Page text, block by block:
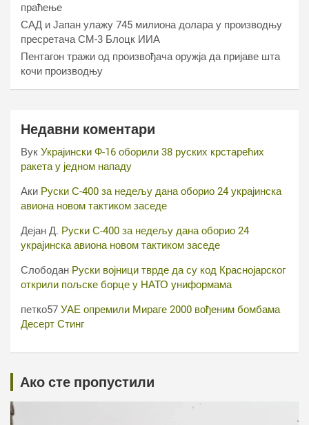
праћење
САД и Јапан улажу 745 милиона долара у производњу
пресретача СМ-3 Блоцк ИИА
Пентагон тражи од произвођача оружја да пријаве шта
кочи производњу
Недавни коментари
Вук Украјински Ф-16 оборили 38 руских крстарећих
ракета у једном нападу
Аки Руски С-400 за недељу дана оборио 24 украјинска
авиона новом тактиком заседе
Дејан Д. Руски С-400 за недељу дана оборио 24
украјинска авиона новом тактиком заседе
Слободан Руски војници тврде да су код Краснојарског
открили пољске борце у НАТО униформама
петко57 УАЕ опремили Мираге 2000 вођеним бомбама
Десерт Стинг
Ако сте пропустили